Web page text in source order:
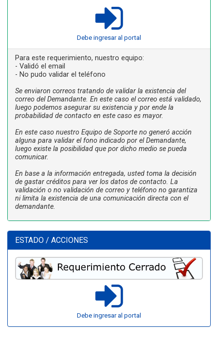
Debe ingresar al portal
Para este requerimiento, nuestro equipo:
- Validó el email
- No pudo validar el teléfono
Se enviaron correos tratando de validar la existencia del
correo del Demandante. En este caso el correo está validado,
luego podemos asegurar su existencia y por ende la
probabilidad de contacto en este caso es mayor.
En este caso nuestro Equipo de Soporte no generó acción
alguna para validar el fono indicado por el Demandante,
luego existe la posibilidad que por dicho medio se pueda
comunicar.
En base a la información entregada, usted toma la decisión
de gastar créditos para ver los datos de contacto. La
validación o no validación de correo y teléfono no garantiza
ni limita la existencia de una comunicación directa con el
demandante.
ESTADO / ACCIONES
Debe ingresar al portal